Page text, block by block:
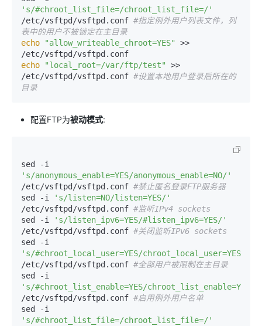
's/#chroot_list_file=/chroot_list_file=/'
/etc/vsftpd/vsftpd.conf #指定例外用户列表文件，列
表中的用户不被锁定在主目录
echo
"allow_writeable_chroot=YES"
>>
echo
"local_root=/var/ftp/test"
>>
/etc/vsftpd/vsftpd.conf #设置本地用户登录后所在的
目录
配置FTP为被动模式:
's/anonymous_enable=YES/anonymous_enable=NO/'
/etc/vsftpd/vsftpd.conf #禁止匿名登录FTP服务器
sed -i
's/listen=NO/listen=YES/'
/etc/vsftpd/vsftpd.conf #监听IPv4 sockets
sed -i
's/listen_ipv6=YES/#listen_ipv6=YES/'
/etc/vsftpd/vsftpd.conf #关闭监听IPv6 sockets
's/#chroot_local_user=YES/chroot_local_user=YES/'
/etc/vsftpd/vsftpd.conf #全部用户被限制在主目录
's/#chroot_list_enable=YES/chroot_list_enable=YES/'
/etc/vsftpd/vsftpd.conf #启用例外用户名单
's/#chroot_list_file=/chroot_list_file=/'